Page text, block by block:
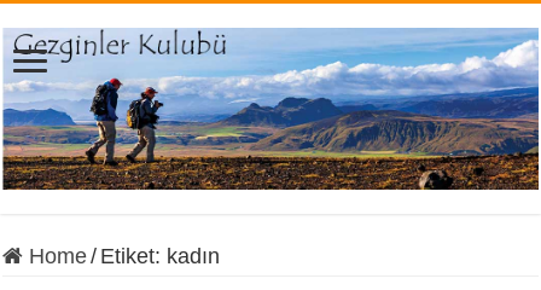
Home/ Etiket: kadın